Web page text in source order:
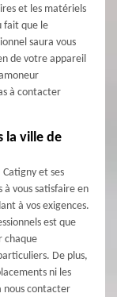
et les matériels
fait que le
saura vous
de votre appareil
à contacter
la ville de
et ses
vous satisfaire en
à vos exigences.
est que
chaque
De plus,
ni les
nous contacter